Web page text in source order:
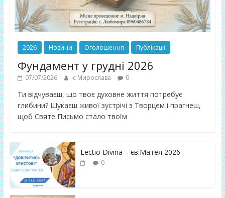
2026 Новини Оголошення Публікації
Фундамент у грудні 2026
07/07/2026 с Мирослава 0
Ти відчуваєш, що твоє духовне життя потребує
глибини? Шукаєш живої зустрічі з Творцем і прагнеш,
щоб Святе Письмо стало твоїм
Lectio Divina – єв.Матея 2026
0